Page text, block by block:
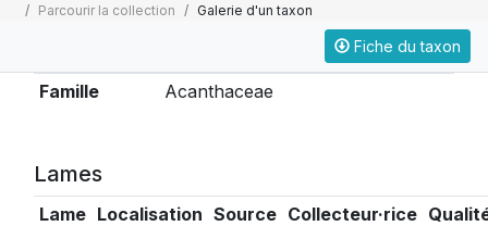
Parcourir la collection
Galerie d'un taxon
Fiche du taxon
Famille Acanthaceae
Lames
Lame Localisation Source Collecteur·rice